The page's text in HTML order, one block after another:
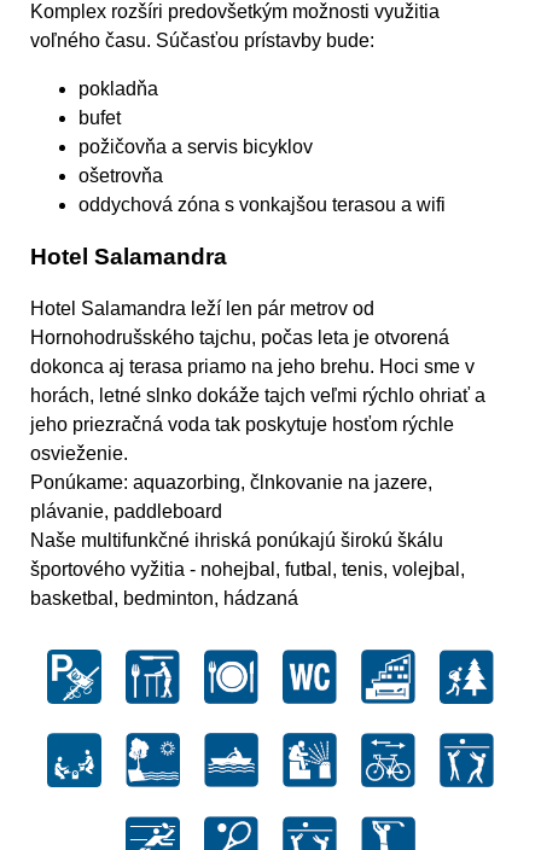
Komplex rozšíri predovšetkým možnosti využitia
voľného času. Súčasťou prístavby bude:
pokladňa
bufet
požičovňa a servis bicyklov
ošetrovňa
oddychová zóna s vonkajšou terasou a wifi
Hotel Salamandra
Hotel Salamandra leží len pár metrov od
Hornohodrušského tajchu, počas leta je otvorená
dokonca aj terasa priamo na jeho brehu. Hoci sme v
horách, letné slnko dokáže tajch veľmi rýchlo ohriať a
jeho priezračná voda tak poskytuje hosťom rýchle
osvieženie.
Ponúkame: aquazorbing, člnkovanie na jazere,
plávanie, paddleboard
Naše multifunkčné ihriská ponúkajú širokú škálu
športového vyžitia - nohejbal, futbal, tenis, volejbal,
basketbal, bedminton, hádzaná